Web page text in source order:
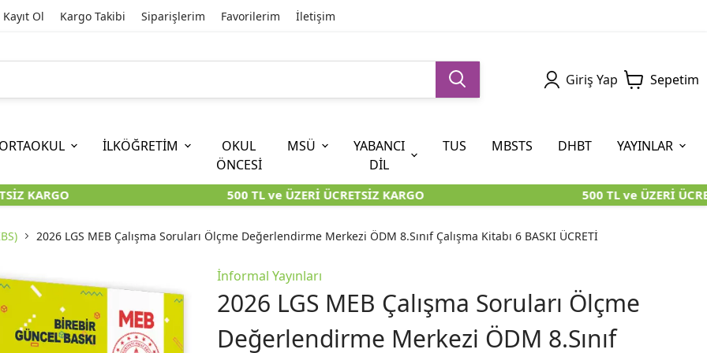
Kayıt Ol Kargo Takibi Siparişlerim Favorilerim İletişim
Giriş Yap Sepetim
11. SINIF
KARA KUTU KİTAPLARI
TYT
KARA KUTU KİTAPLARI
AYT
KARA KUTU KİTAPLARI
EĞİTİM BİLİMLERİ
KARA KUTU KİTAPLARI
LİSANS
KARA KUTU KİTAPLARI
ÖABT
ÖZGÜN ÜRÜNLER
ORTAOKUL
6. SINIF (İOKBS)
KARA KUTU KİTAPLARI
5. SINIF (İOKBS)
KARA KUTU KİTAPLARI
İLKÖĞRETİM
OKUL
ÖNCESİ
MSÜ
YABANCI
DİL
TUS MBSTS DHBT YAYINLAR
KARGO 500 TL ve ÜZERİ ÜCRETSİZ KARGO 500 TL ve ÜZERİ
2026 LGS MEB Çalışma Soruları Ölçme Değerlendirme Merkezi ÖDM 8.Sınıf Çalışma Kitabı 6 BASKI ÜCRETİ
İnformal Yayınları
2026 LGS MEB Çalışma Soruları Ölçme
Değerlendirme Merkezi ÖDM 8.Sınıf